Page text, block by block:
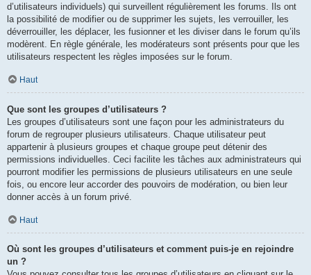
d’utilisateurs individuels) qui surveillent régulièrement les forums. Ils ont
la possibilité de modifier ou de supprimer les sujets, les verrouiller, les
déverrouiller, les déplacer, les fusionner et les diviser dans le forum qu’ils
modèrent. En règle générale, les modérateurs sont présents pour que les
utilisateurs respectent les règles imposées sur le forum.
Haut
Que sont les groupes d’utilisateurs ?
Les groupes d’utilisateurs sont une façon pour les administrateurs du
forum de regrouper plusieurs utilisateurs. Chaque utilisateur peut
appartenir à plusieurs groupes et chaque groupe peut détenir des
permissions individuelles. Ceci facilite les tâches aux administrateurs qui
pourront modifier les permissions de plusieurs utilisateurs en une seule
fois, ou encore leur accorder des pouvoirs de modération, ou bien leur
donner accès à un forum privé.
Haut
Où sont les groupes d’utilisateurs et comment puis-je en rejoindre
un ?